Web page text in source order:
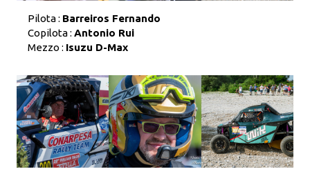
Pilota : Barreiros Fernando
Copilota : Antonio Rui
Mezzo : Isuzu D-Max